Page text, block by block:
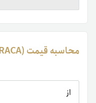
محاسبه قیمت (RACA)
از